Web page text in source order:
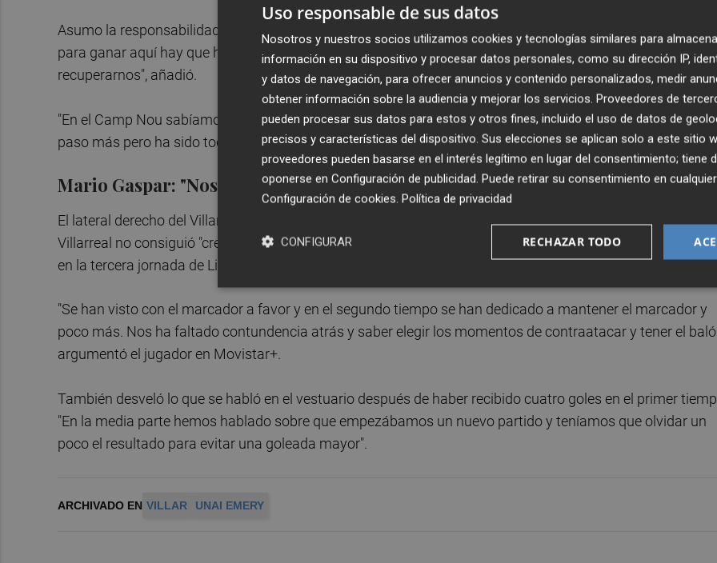
Asumo la responsabilidad de los primeros 45 minutos, porque hemos comenzado relativamente bien. Pero
para ganar aquí hay que hacer mucho más", siguió explicando en rueda de prensa. "Confiamos en
recuperarnos", añadió.
"En el Camp Nou sabíamos que pretender imponernos tenía su riesgo y así ha sido. Nuestra idea era dar
paso más pero ha sido todo lo contrario. Hemos dado la sensación de ser un equipo muy débil", resumió
Mario Gaspar: "Nos han superado en la primera parte y no hemos hecho
El lateral derecho del Villarreal Mario Gaspar explicó que el Barcelona "fue superior en la primera parte" y el
Villarreal no consiguió "crearles peligro", después de la derrota por 4-0 de los de Unai Emery en el Camp
en la tercera jornada de Liga disputada este domingo.
"Se han visto con el marcador a favor y en el segundo tiempo se han dedicado a mantener el marcador y
poco más. Nos ha faltado contundencia atrás y saber elegir los momentos de contraatacar y tener el
argumentó el jugador en Movistar+.
También desveló lo que se habló en el vestuario después de haber recibido cuatro goles en el primer
"En la media parte hemos hablado sobre que empezábamos un nuevo partido y teníamos que olvidar un
poco el resultado para evitar una goleada mayor".
ARCHIVADO EN VILLAR UNAI EMERY
Uso responsable de sus datos
Nosotros y nuestros socios utilizamos cookies y tecnologías similares para
información en su dispositivo y procesar datos personales, como su dirección IP,
y datos de navegación, para ofrecer anuncios y contenido personalizados, medir
obtener información sobre la audiencia y mejorar los servicios. Proveedores de
pueden procesar sus datos para estos y otros fines, incluido el uso de datos de
precisos y características del dispositivo. Sus elecciones se aplican solo a este sitio
proveedores pueden basarse en el interés legítimo en lugar del consentimiento; tiene
oponerse en Configuración de publicidad. Puede retirar su consentimiento en
Configuración de cookies. Política de privacidad
RECHAZAR TODO
CONFIGURAR